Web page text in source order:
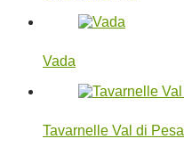
Vada
Tavarnelle Val di Pesa